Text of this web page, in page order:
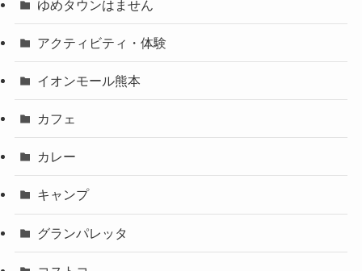
ゆめタウンはません
アクティビティ・体験
イオンモール熊本
カフェ
カレー
キャンプ
グランパレッタ